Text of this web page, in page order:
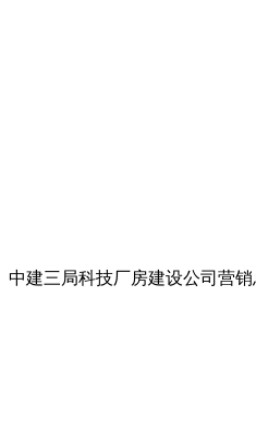
中建三局科技厂房建设公司营